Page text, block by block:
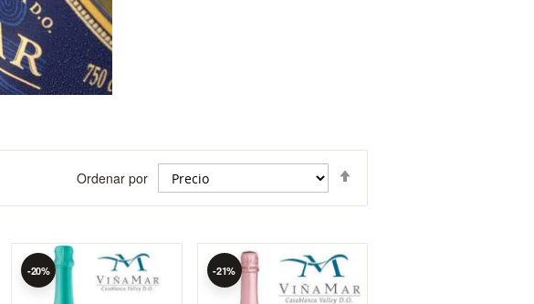
Ordenar por
Descendente
-20% -21%